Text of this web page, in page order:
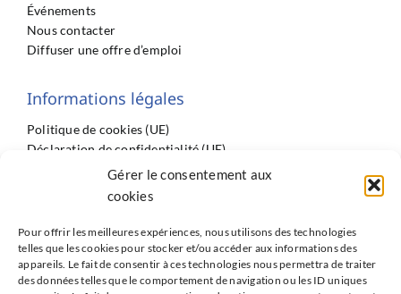
Gérer le consentement aux
cookies
Pour offrir les meilleures expériences, nous utilisons des technologies
telles que les cookies pour stocker et/ou accéder aux informations des
appareils. Le fait de consentir à ces technologies nous permettra de traiter
des données telles que le comportement de navigation ou les ID uniques
Événements
Nous contacter
Diffuser une offre d’emploi
Informations légales
Politique de cookies (UE)
Déclaration de confidentialité (UE)
Conditions générales